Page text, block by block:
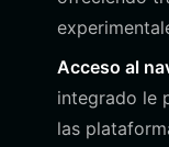
Acceso al
integrado le
las